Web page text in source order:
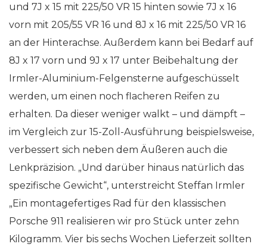
und 7J x 15 mit 225/50 VR 15 hinten sowie 7J x 16
vorn mit 205/55 VR 16 und 8J x 16 mit 225/50 VR 16
an der Hinterachse. Außerdem kann bei Bedarf auf
8J x 17 vorn und 9J x 17 unter Beibehaltung der
Irmler-Aluminium-Felgensterne aufgeschüsselt
werden, um einen noch flacheren Reifen zu
erhalten. Da dieser weniger walkt – und dämpft –
im Vergleich zur 15-Zoll-Ausführung beispielsweise,
verbessert sich neben dem Äußeren auch die
Lenkpräzision. „Und darüber hinaus natürlich das
spezifische Gewicht“, unterstreicht Steffan Irmler
„Ein montagefertiges Rad für den klassischen
Porsche 911 realisieren wir pro Stück unter zehn
Kilogramm. Vier bis sechs Wochen Lieferzeit sollten